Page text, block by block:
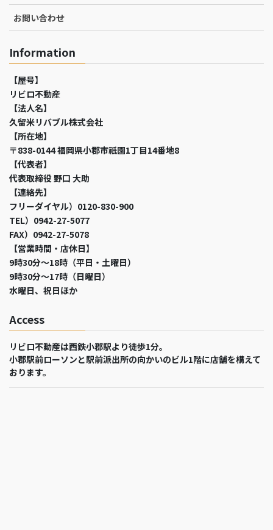
お問い合わせ
Information
【屋号】
リビロ不動産
【法人名】
久留米リバブル株式会社
【所在地】
〒838-0144 福岡県小郡市祇園1丁目14番地8
【代表者】
代表取締役 野口 大助
【連絡先】
フリーダイヤル）0120-830-900
TEL）0942-27-5077
FAX）0942-27-5078
【営業時間・店休日】
9時30分～18時（平日・土曜日）
9時30分～17時（日曜日）
水曜日、祝日ほか
Access
リビロ不動産は西鉄小郡駅より徒歩1分。
小郡駅前ローソンと駅前派出所の向かいのビル1階に店舗を構えて
おります。